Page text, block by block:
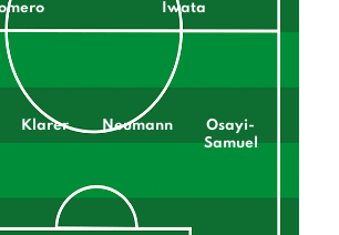
Iwata
Klarer Neumann
Osayi-
Samuel